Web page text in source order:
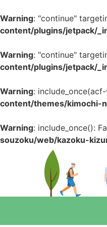
Warning: "continue"
content/plugins/jetpack/
Warning: "continue"
content/plugins/jetpack/
Warning:
content/themes/kimochi-
Warning: include_once():
souzoku/web/kazoku-